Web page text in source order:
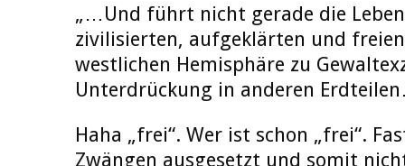
„…Und führt nicht gerade die
zivilisierten, aufgeklärten und
westlichen Hemisphäre zu
Unterdrückung in anderen
Haha „frei“. Wer ist schon „frei“.
Zwängen ausgesetzt und somit